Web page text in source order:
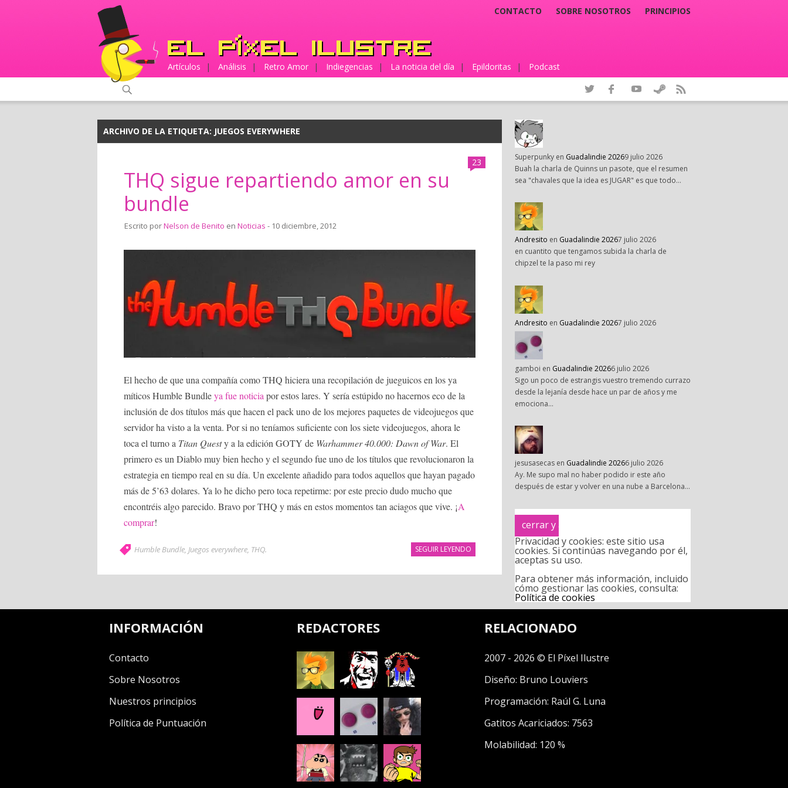
CONTACTO SOBRE NOSOTROS PRINCIPIOS
Artículos | Análisis | Retro Amor | Indiegencias | La noticia del día | Epildoritas | Podcast
ARCHIVO DE LA ETIQUETA: JUEGOS EVERYWHERE
23
THQ sigue repartiendo amor en su
bundle
Escrito porNelson de Benito en Noticias - 10 diciembre, 2012
El hecho de que una compañía como THQ hiciera una recopilación de jueguicos en los ya
míticos Humble Bundleya fue noticiapor estos lares. Y sería estúpido no hacernos eco de la
inclusión de dos títulos más que hacen el pack uno de los mejores paquetes de videojuegos que
servidor ha visto a la venta. Por si no teníamos suficiente con los siete videojuegos, ahora le
toca el turno a Titan Questy a la edición GOTY de Warhammer 40.000: Dawn of War. El
primero es un Diablo muy bien hecho y el segundo fue uno de los títulos que revolucionaron la
estrategia en tiempo real en su día. Un excelente añadido para todos aquellos que hayan pagado
más de 5’63 dolares. Ya lo he dicho pero toca repetirme: por este precio dudo mucho que
encontréis algo parecido. Bravo por THQ y más en estos momentos tan aciagos que vive. ¡A
comprar!
SEGUIR LEYENDO
Humble Bundle, Juegos everywhere, THQ.
Superpunky en Guadalindie 20269 julio 2026
Buah la charla de Quinns un pasote, que el resumen
sea "chavales que la idea es JUGAR" es que todo…
Andresito en Guadalindie 20267 julio 2026
en cuantito que tengamos subida la charla de
chipzel te la paso mi rey
Andresito en Guadalindie 20267 julio 2026
gamboi en Guadalindie 20266 julio 2026
Sigo un poco de estrangis vuestro tremendo currazo
desde la lejanía desde hace un par de años y me
emociona…
jesusasecas en Guadalindie 20266 julio 2026
Ay. Me supo mal no haber podido ir este año
después de estar y volver en una nube a Barcelona…
Privacidad y cookies: este sitio usa
cookies. Si continúas navegando por él,
aceptas su uso.
Para obtener más información, incluido
cómo gestionar las cookies, consulta:
Política de cookies
INFORMACIÓN
Contacto
Sobre Nosotros
Nuestros principios
Política de Puntuación
REDACTORES RELACIONADO
2007 - 2026 © El Píxel Ilustre
Diseño: Bruno Louviers
Programación: Raúl G. Luna
Gatitos Acariciados: 7563
Molabilidad: 120 %